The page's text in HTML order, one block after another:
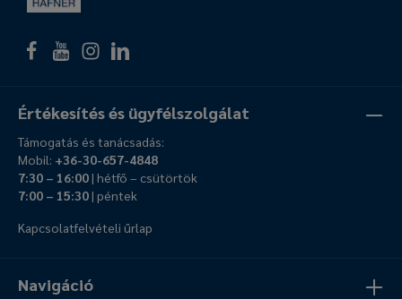
Navigáció
Értékesítés és ügyfélszolgálat
Támogatás és tanácsadás:
Mobil: +36-30-657-4848
7:30 – 16:00| hétfő – csütörtök
7:00 – 15:30| péntek
Kapcsolatfelvételi űrlap